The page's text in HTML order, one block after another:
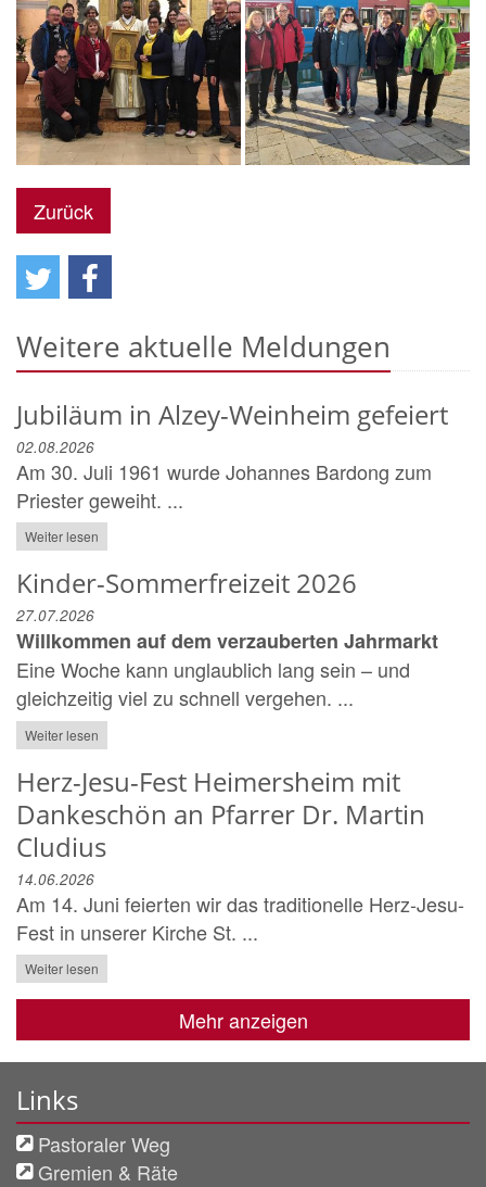
Zurück
Weitere aktuelle Meldungen
Jubiläum in Alzey-Weinheim gefeiert
02.08.2026
Am 30. Juli 1961 wurde Johannes Bardong zum
Priester geweiht. ...
Weiter lesen
Kinder-Sommerfreizeit 2026
27.07.2026
Willkommen auf dem verzauberten Jahrmarkt
Eine Woche kann unglaublich lang sein – und
gleichzeitig viel zu schnell vergehen. ...
Weiter lesen
Herz-Jesu-Fest Heimersheim mit
Dankeschön an Pfarrer Dr. Martin
Cludius
14.06.2026
Am 14. Juni feierten wir das traditionelle Herz-Jesu-
Fest in unserer Kirche St. ...
Weiter lesen
Mehr anzeigen
Links
Pastoraler Weg
Gremien & Räte